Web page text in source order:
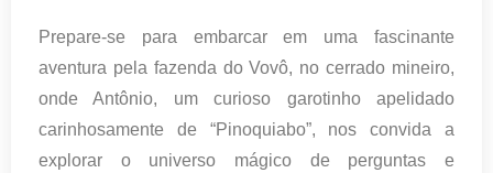
Prepare-se para embarcar em uma fascinante
aventura pela fazenda do Vovô, no cerrado mineiro,
onde Antônio, um curioso garotinho apelidado
carinhosamente de “Pinoquiabo”, nos convida a
explorar o universo mágico de perguntas e